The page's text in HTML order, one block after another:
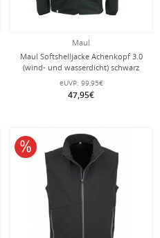
Maul
Maul Softshelljacke Achenkopf 3.0
(wind- und wasserdicht) schwarz
Herren
eUVP: 99,95€
47,95€
10% reduziert